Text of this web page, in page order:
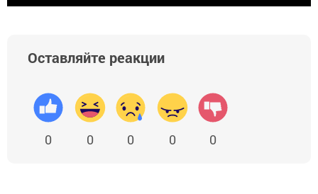
Оставляйте реакции
0 0 0 0 0